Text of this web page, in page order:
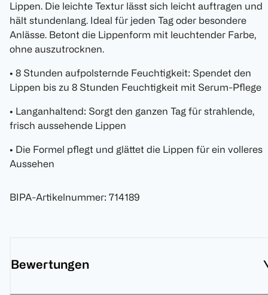
Lippen. Die leichte Textur lässt sich leicht auftragen und
hält stundenlang. Ideal für jeden Tag oder besondere
Anlässe. Betont die Lippenform mit leuchtender Farbe,
ohne auszutrocknen.
• 8 Stunden aufpolsternde Feuchtigkeit: Spendet den
Lippen bis zu 8 Stunden Feuchtigkeit mit Serum-Pflege
• Langanhaltend: Sorgt den ganzen Tag für strahlende,
frisch aussehende Lippen
• Die Formel pflegt und glättet die Lippen für ein volleres
Aussehen
BIPA-Artikelnummer: 714189
Bewertungen